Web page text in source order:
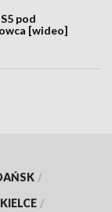
pod
[wideo]
/
KIELCE /